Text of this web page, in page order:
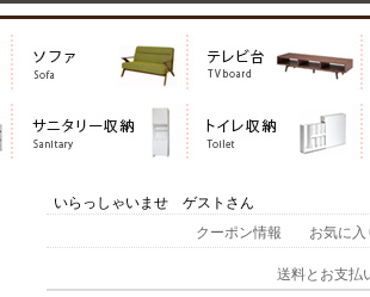
いらっしゃいませ ゲストさん
クーポン情報
お気に
送料とお支払